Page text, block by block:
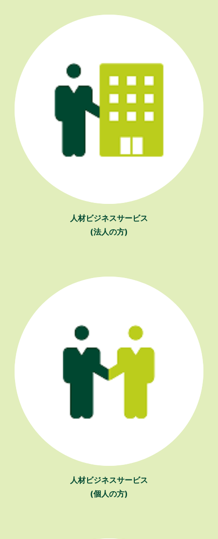
人材ビジネスサービス
(法人の方)
人材ビジネスサービス
(個人の方)